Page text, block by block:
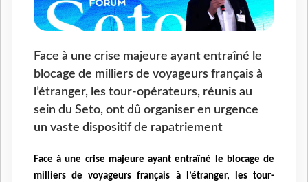
Face à une crise majeure ayant entraîné le
blocage de milliers de voyageurs français à
l’étranger, les tour-opérateurs, réunis au
sein du Seto, ont dû organiser en urgence
un vaste dispositif de rapatriement
Face à une crise majeure ayant entraîné le blocage de
milliers de voyageurs français à l’étranger, les tour-